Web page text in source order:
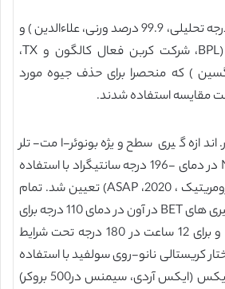
یک معرف تجاری ZnS (درجه تحلیلی، 99.9 درصد ورنی، علاءالدین ) و
دو کربن فعال تجاری (BPL، شرکت کربن فعال کالگون و TX،
) که منحصرا برای حذف جیوه مورد
مقایسه استفاده شدند.
گیری سطح ویژه بونوئر-امت- تلر
(BET)، با جذب/دفع N2 در دمای -196 درجه سانتیگراد با استفاده
از تحلیل گر BET، (میکرومریتیک ، 2020، ASAP) تعیین شد. تمام
نمونه ها قبل از اندازه گیری های BET در آون در دمای 110 درجه برای
24 ساعت خشک شدند و برای 12 ساعت در 180 درجه تحت شرایط
کریستالی نانو-روی سولفید با استفاده
از دستگاه پراش اشعه ایکس (ایکس آردی، سیمنس در500 بروکر)